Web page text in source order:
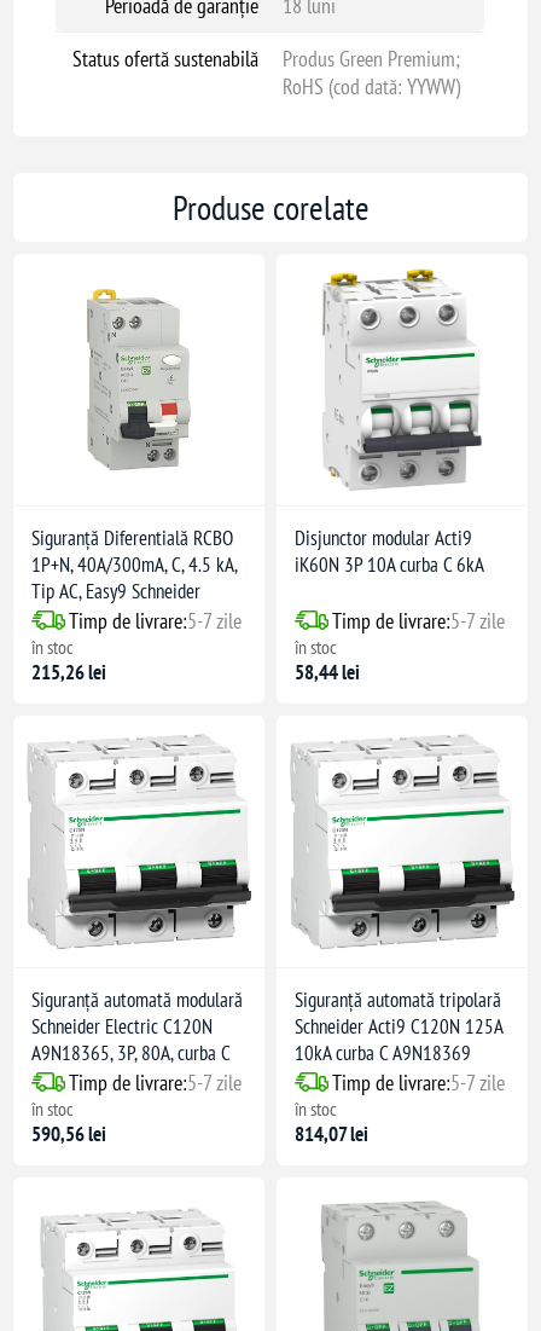
Status ofertă sustenabilă
Produs Green Premium;
RoHS (cod dată: YYWW)
Produse corelate
Siguranță Diferentială RCBO
1P+N, 40A/300mA, C, 4.5 kA,
Tip AC, Easy9 Schneider
Timp de livrare:5-7 zile
în stoc
215,26 lei
Disjunctor modular Acti9
iK60N 3P 10A curba C 6kA
Timp de livrare:5-7 zile
în stoc
58,44 lei
Siguranță automată modulară
Schneider Electric C120N
A9N18365, 3P, 80A, curba C
Timp de livrare:5-7 zile
în stoc
590,56 lei
Siguranță automată tripolară
Schneider Acti9 C120N 125A
10kA curba C A9N18369
Timp de livrare:5-7 zile
în stoc
814,07 lei